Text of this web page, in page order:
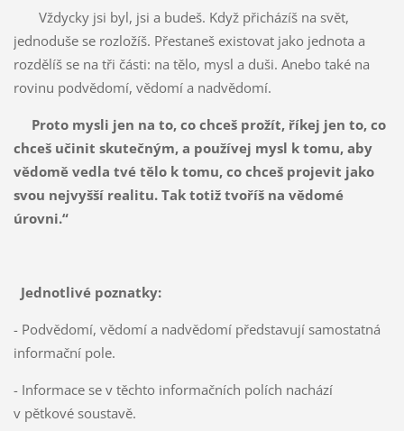
Vždycky jsi byl, jsi a budeš. Když přicházíš na svět,
jednoduše se rozložíš. Přestaneš existovat jako jednota a
rozdělíš se na tři části: na tělo, mysl a duši. Anebo také na
rovinu podvědomí, vědomí a nadvědomí.
Proto mysli jen na to, co chceš prožít, říkej jen to, co
chceš učinit skutečným, a používej mysl k tomu, aby
vědomě vedla tvé tělo k tomu, co chceš projevit jako
svou nejvyšší realitu. Tak totiž tvoříš na vědomé
úrovni.“
Jednotlivé poznatky:
- Podvědomí, vědomí a nadvědomí představují samostatná
informační pole.
- Informace se v těchto informačních polích nachází
v pětkové soustavě.